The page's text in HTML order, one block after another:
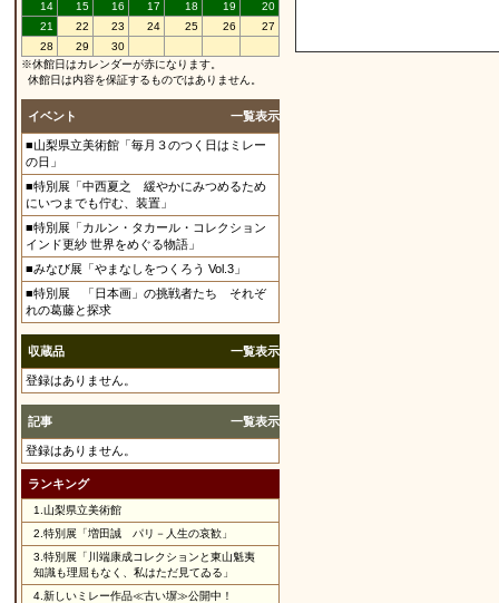
14
15 16 17 18 19
20
21
22 23 24 25 26
27
28
29
30
※休館日はカレンダーが赤になります。
休館日は内容を保証するものではありません。
イベント 一覧表示
■山梨県立美術館「毎月３のつく日はミレー
の日」
■特別展「中西夏之 緩やかにみつめるため
にいつまでも佇む、装置」
■特別展「カルン・タカール・コレクション
インド更紗 世界をめぐる物語」
■みなび展「やまなしをつくろう Vol.3」
■特別展 「日本画」の挑戦者たち それぞ
れの葛藤と探求
収蔵品 一覧表示
登録はありません。
記事 一覧表示
登録はありません。
ランキング
1. 山梨県立美術館
2. 特別展「増田誠 パリ－人生の哀歓」
3. 特別展「川端康成コレクションと東山魁夷
知識も理屈もなく、私はただ見てゐる」
4. 新しいミレー作品≪古い塀≫公開中！